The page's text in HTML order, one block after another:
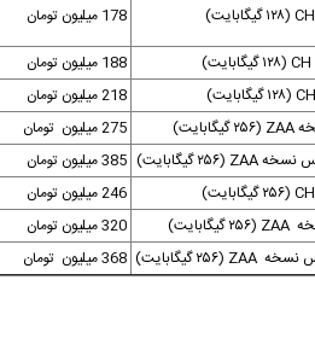
178 میلیون تومان
188 میلیون تومان
218 میلیون تومان
275 میلیون تومان
385 میلیون تومان
246 میلیون تومان
320 میلیون تومان
368 میلیون تومان